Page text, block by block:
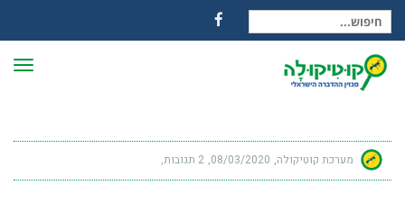
חיפוש עבור:
Facebook
מערכת קוטיקולה 08/03/2020 2 תגובות